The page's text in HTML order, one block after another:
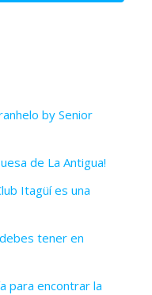
by Senior
de La Antigua!
Itagüí es una
tener en
para encontrar la